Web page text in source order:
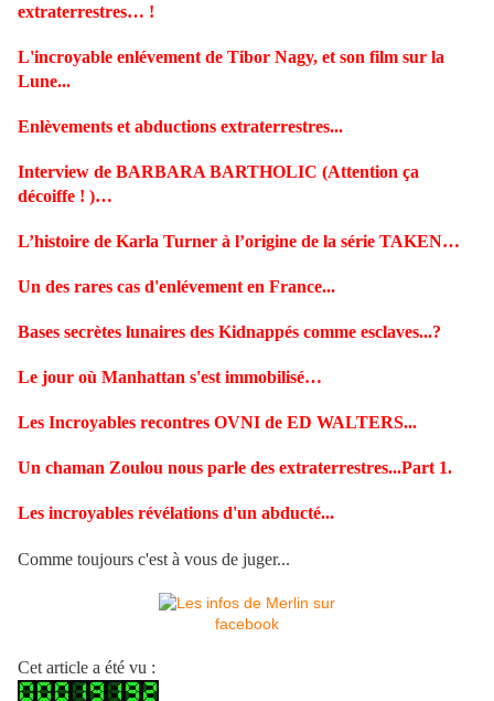
extraterrestres… !
L'incroyable enlévement de Tibor Nagy, et son film sur la
Lune...
Enlèvements et abductions extraterrestres...
Interview de BARBARA BARTHOLIC (Attention ça
décoiffe ! )…
L’histoire de Karla Turner à l’origine de la série TAKEN…
Un des rares cas d'enlévement en France...
Bases secrètes lunaires des Kidnappés comme esclaves...?
Le jour où Manhattan s'est immobilisé…
Les Incroyables recontres OVNI de ED WALTERS...
Un chaman Zoulou nous parle des extraterrestres...Part 1.
Les incroyables révélations d'un abducté...
Comme toujours c'est à vous de juger...
Cet article a été vu :